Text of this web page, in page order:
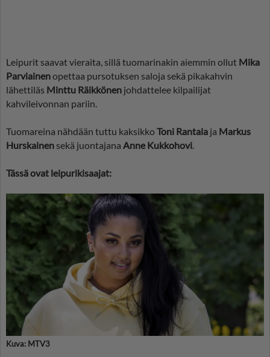
Leipurit saavat vieraita, sillä tuomarinakin aiemmin ollut Mika
Parviainenopettaa pursotuksen saloja sekä pikakahvin
lähettiläs Minttu Räikkönen johdattelee kilpailijat
kahvileivonnan pariin.
Tuomareina nähdään tuttu kaksikkoToni Rantala ja Markus
Hurskainen sekä juontajana Anne Kukkohovi.
Tässä ovat leipurikisaajat:
Kuva: MTV3